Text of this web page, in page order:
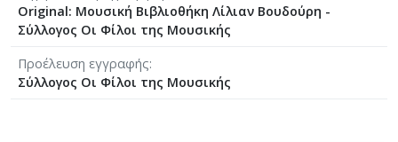
Original: Μουσική Βιβλιοθήκη Λίλιαν Βουδούρη -
Σύλλογος Οι Φίλοι της Μουσικής
Προέλευση εγγραφής
Σύλλογος Οι Φίλοι της Μουσικής